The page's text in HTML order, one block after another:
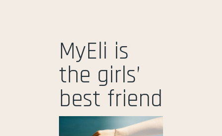
MyEli is
the girls’
best friend